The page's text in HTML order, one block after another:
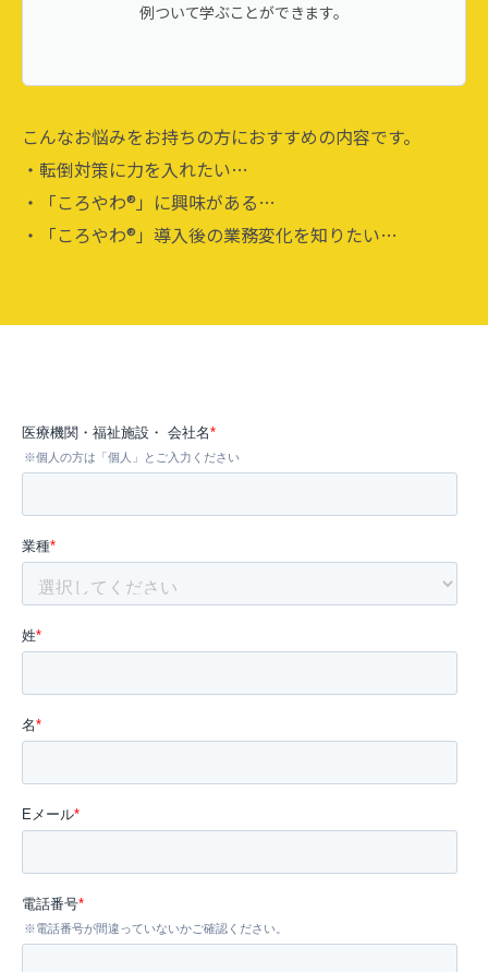
例ついて学ぶことができます。
こんなお悩みをお持ちの方におすすめの内容です。
・転倒対策に力を入れたい…
・「ころやわ®︎」に興味がある…
・「ころやわ®︎」導入後の業務変化を知りたい…